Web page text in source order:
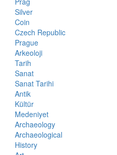
Silver
Coin
Czech Republic
Prague
Arkeoloji
Tarih
Sanat
Sanat Tarihi
Antik
Kültür
Medeniyet
Archaeology
Archaeological
History